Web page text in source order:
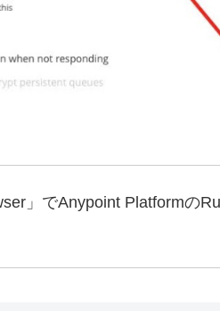
」でAnypoint Platformの